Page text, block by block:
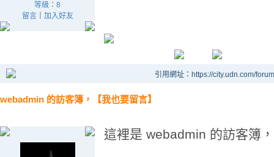
等級：8
留言｜ 加入好友
引用網址：https://city.udn.com/
webadmin 的訪客簿，【我也要留言】
這裡是 webadmin 的訪客簿